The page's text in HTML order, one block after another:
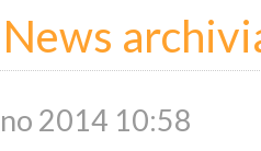
News
2014 10:58